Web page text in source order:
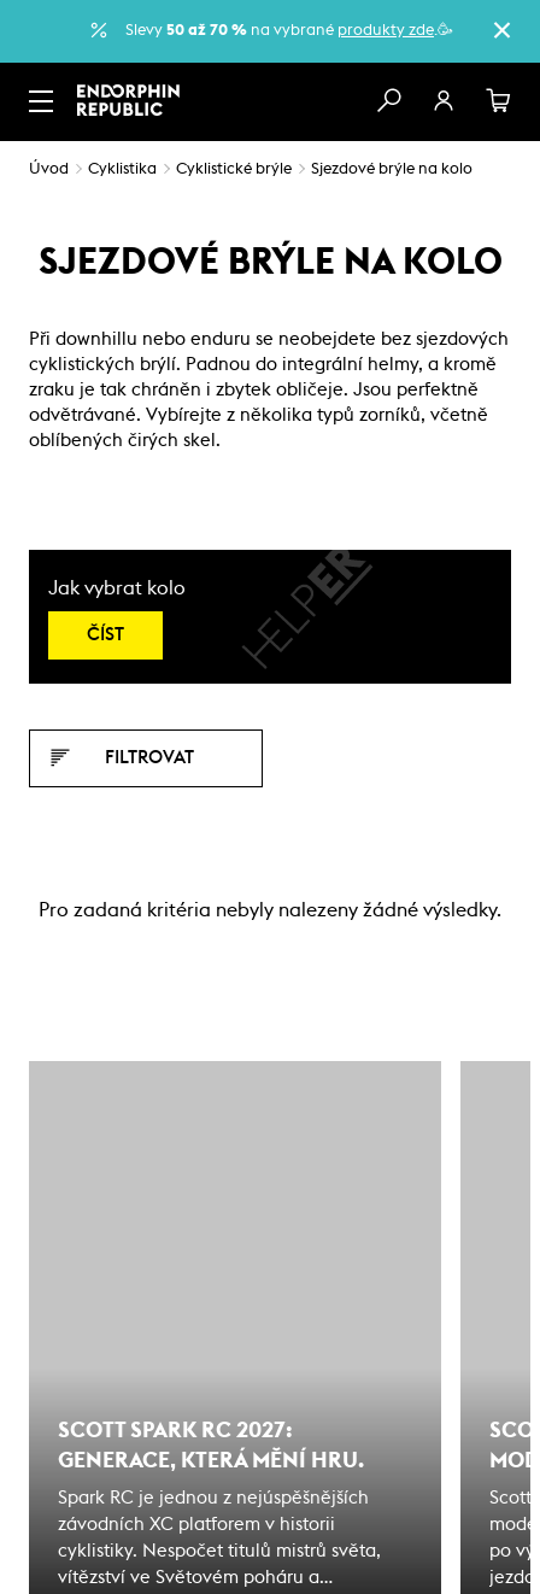
Slevy 50 až 70 % na vybrané produkty zde.🥳
Úvod Cyklistika Cyklistické brýle Sjezdové brýle na kolo
SJEZDOVÉ BRÝLE NA KOLO
Při downhillu nebo enduru se neobejdete bez sjezdových
cyklistických brýlí. Padnou do integrální helmy, a kromě
zraku je tak chráněn i zbytek obličeje. Jsou perfektně
odvětrávané. Vybírejte z několika typů zorníků, včetně
oblíbených čirých skel.
Jak vybrat kolo
ČÍST
FILTROVAT
Pro zadaná kritéria nebyly nalezeny žádné výsledky.
SCOTT SPARK RC 2027:
GENERACE, KTERÁ MĚNÍ HRU.
Spark RC je jednou z nejúspěšnějších
závodních XC platforem v historii
cyklistiky. Nespočet titulů mistrů světa,
vítězství ve Světovém poháru a
Scott
po